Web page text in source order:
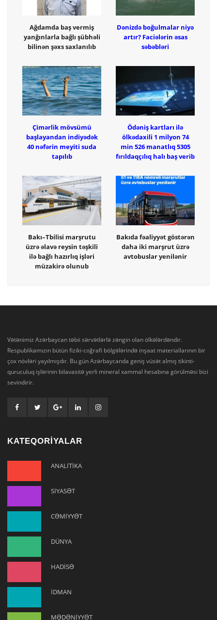
Ağdamda baş vermiş
yanğınlarla bağlı şübhəli
bilinən şəxs saxlanılıb
Dənizdə boğulmalar niyə
artır? Faciələrin əsas
səbəbləri
Çimərlik mövsümü
başlayandan indiyədək
40 nəfərin meyiti suda
tapılıb
Ödəniş kartları ilə
ölkədaxili 1 milyon 74
min 526 manatlıq 5305
fırıldaqçılıq halı baş verib
Bakı–Tbilisi marşrutu
üzrə əlavə reysin təşkili
ilə bağlı hazırlıq işləri
müzakirə olunub
Bakıda fəaliyyət göstərən
daha iki marşrut üzrə
avtobuslar yenilənir
Vətənimiz Azərbaycan təbii sərvətlərlə zəngin olan ölkələrdəndir.
Respublikamızın bütün fiziki-coğrafi bölgələrində inşaat materiallarının bir
çox növləri yayılmışdır. Bu gün Azərbaycanda geniş vüsət almış tikinti-
quruculuq işlərinin bilavasitə yerli mineral xammal hesabına görülməsi bizi
sevindirir.
KATEQORİYALAR
ANALİTİKA
SİYASƏT
CƏMİYYƏT
DÜNYA
HADİSƏ
İDMAN
MƏDƏNİYYƏT